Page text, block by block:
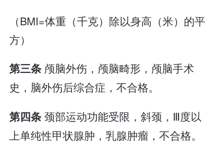
（BMI=体重（千克）除以身高（米）的平
方）
第三条 颅脑外伤，颅脑畸形，颅脑手术
史，脑外伤后综合症，不合格。
第四条颈部运动功能受限，斜颈，Ⅲ度以
上单纯性甲状腺肿，乳腺肿瘤，不合格。